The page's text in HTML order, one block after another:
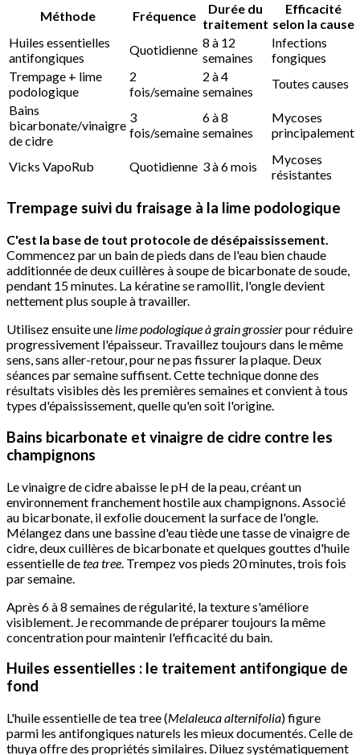
Méthode Fréquence
Durée du
traitement
Efficacité
selon la cause
Huiles essentielles
antifongiques
Quotidienne 8 à 12
semaines
Infections
fongiques
Trempage + lime
podologique
2
fois/semaine
2 à 4
semaines
Toutes causes
Bains
bicarbonate/vinaigre
de cidre
3
fois/semaine
6 à 8
semaines
Mycoses
principalement
Vicks VapoRub Quotidienne 3 à 6 mois
Mycoses
résistantes
Trempage suivi du fraisage à la lime podologique
C'est la base de tout protocole de désépaississement.
Commencez par un bain de pieds dans de l'eau bien chaude
additionnée de deux cuillères à soupe de bicarbonate de soude,
pendant 15 minutes. La kératine se ramollit, l'ongle devient
nettement plus souple à travailler.
Utilisez ensuite unelime podologique à grain grossierpour réduire
progressivement l'épaisseur. Travaillez toujours dans le même
sens, sans aller-retour, pour ne pas fissurer la plaque. Deux
séances par semaine suffisent. Cette technique donne des
résultats visibles dès les premières semaines et convient à tous
types d'épaississement, quelle qu'en soit l'origine.
Bains bicarbonate et vinaigre de cidre contre les
champignons
Le vinaigre de cidre abaisse le pH de la peau, créant un
environnement franchement hostile aux champignons. Associé
au bicarbonate, il exfolie doucement la surface de l'ongle.
Mélangez dans une bassine d'eau tiède une tasse de vinaigre de
cidre, deux cuillères de bicarbonate et quelques gouttes d'huile
essentielle detea tree . Trempez vos pieds 20 minutes, trois fois
par semaine.
Après 6 à 8 semaines de régularité, la texture s'améliore
visiblement. Je recommande de préparer toujours la même
concentration pour maintenir l'efficacité du bain.
Huiles essentielles : le traitement antifongique de
fond
L'huile essentielle de tea tree (Melaleuca alternifolia) figure
parmi les antifongiques naturels les mieux documentés. Celle de
thuya offre des propriétés similaires. Diluez systématiquement